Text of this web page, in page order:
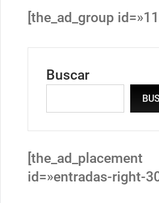
[the_ad_group
Buscar
[the_ad_placement
id=»entradas-right-